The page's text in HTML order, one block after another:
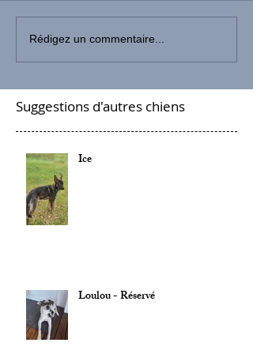
Rédigez un commentaire...
Suggestions d'autres chiens
Ice
Loulou - Réservé